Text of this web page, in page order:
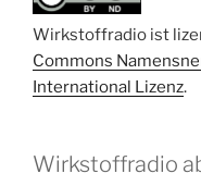
Wirkstoffradio ist
Commons
International Lizenz.
Wirkstoffradio